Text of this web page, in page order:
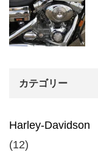
カテゴリー
Harley-Davidson
(12)